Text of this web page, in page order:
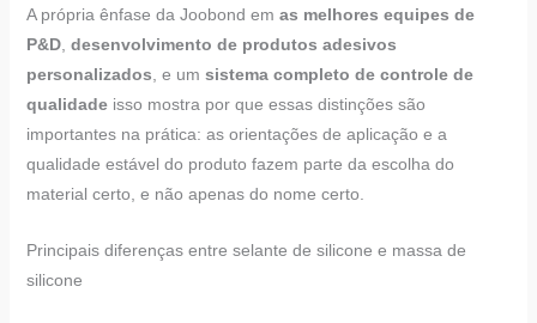
A própria ênfase da Joobond em as melhores equipes de
P&D, desenvolvimento de produtos adesivos
personalizados , e um sistema completo de controle de
qualidadeisso mostra por que essas distinções são
importantes na prática: as orientações de aplicação e a
qualidade estável do produto fazem parte da escolha do
material certo, e não apenas do nome certo.
Principais diferenças entre selante de silicone e massa de
silicone